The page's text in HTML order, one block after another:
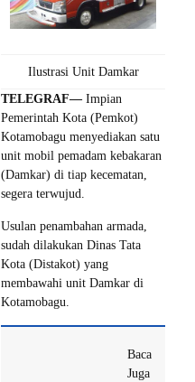
Ilustrasi Unit Damkar
TELEGRAF— Impian
Pemerintah Kota (Pemkot)
Kotamobagu menyediakan satu
unit mobil pemadam kebakaran
(Damkar) di tiap kecematan,
segera terwujud.
Usulan penambahan armada,
sudah dilakukan Dinas Tata
Kota (Distakot) yang
membawahi unit Damkar di
Kotamobagu.
Baca
Juga